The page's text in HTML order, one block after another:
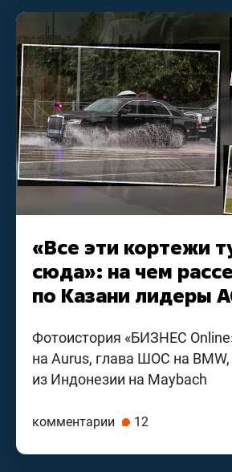
«Все эти кортежи
сюда»: на чем
по Казани лидеры
Фотоистория «БИЗНЕС
на Aurus, глава ШОС на BMW,
из Индонезии на Maybach
комментарии 12